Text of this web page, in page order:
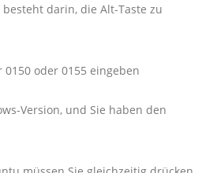
darin, die Alt-Taste zu
oder 0155 eingeben
Version, und Sie haben den